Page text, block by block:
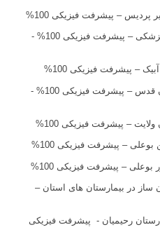
– پیشرفت فیزیکی 100%
احداث نگهبانی دانشکده دندانپزشکی – پیشرفت فیزیکی 100% -
– پیشرفت فیزیکی 100%
احداث همراه سرای بیمارستان قدس – پیشرفت فیزیکی 100% -
– پیشرفت فیزیکی 100%
– پیشرفت فیزیکی 100%
– پیشرفت فیزیکی 100%
و نصب 12 اکسیژن ساز در بیمارستان های استان –
رحیمیان - پیشرفت فیزیکی